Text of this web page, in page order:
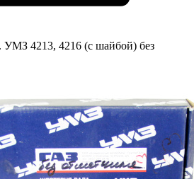
УМЗ 4213, 4216 (с шайбой) без